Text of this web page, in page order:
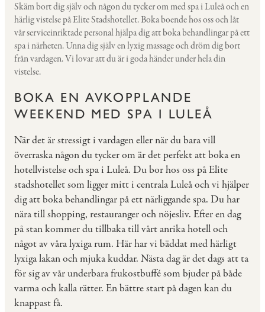
Skäm bort dig själv och någon du tycker om med spa i Luleå och en
härlig vistelse på Elite Stadshotellet. Boka boende hos oss och låt
vår serviceinriktade personal hjälpa dig att boka behandlingar på ett
spa i närheten. Unna dig själv en lyxig massage och dröm dig bort
från vardagen. Vi lovar att du är i goda händer under hela din
vistelse.
BOKA EN AVKOPPLANDE
WEEKEND MED SPA I LULEÅ
När det är stressigt i vardagen eller när du bara vill
överraska någon du tycker om är det perfekt att boka en
hotellvistelse och spa i Luleå. Du bor hos oss på Elite
stadshotellet som ligger mitt i centrala Luleå och vi hjälper
dig att boka behandlingar på ett närliggande spa. Du har
nära till shopping, restauranger och nöjesliv. Efter en dag
på stan kommer du tillbaka till vårt anrika hotell och
något av våra lyxiga rum. Här har vi bäddat med härligt
lyxiga lakan och mjuka kuddar. Nästa dag är det dags att ta
för sig av vår underbara frukostbuffé som bjuder på både
varma och kalla rätter. En bättre start på dagen kan du
knappast få.